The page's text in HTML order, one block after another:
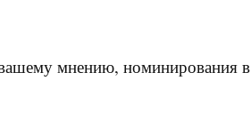
мнению, номинирования в